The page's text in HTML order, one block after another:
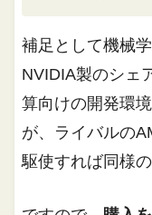
補足として機械
NVIDIA製のシェ
算向けの開発環
が、ライバルの
駆使すれば同様